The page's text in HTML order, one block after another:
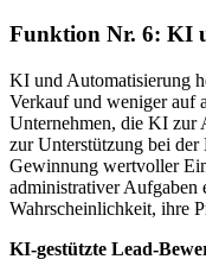
Funktion Nr. 6: KI
KI und Automatisierung
Verkauf und weniger auf
Unternehmen, die KI zur
zur Unterstützung bei
Gewinnung wertvoller
administrativer Aufgaben
Wahrscheinlichkeit, ihre
KI-gestützte Lead-